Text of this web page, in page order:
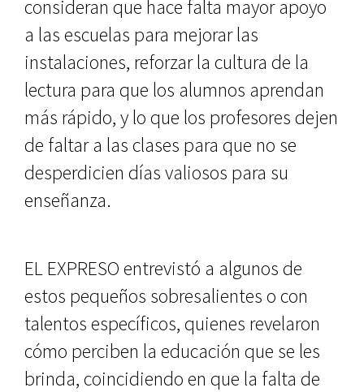
consideran que hace falta mayor apoyo
a las escuelas para mejorar las
instalaciones, reforzar la cultura de la
lectura para que los alumnos aprendan
más rápido, y lo que los profesores dejen
de faltar a las clases para que no se
desperdicien días valiosos para su
enseñanza.
EL EXPRESO entrevistó a algunos de
estos pequeños sobresalientes o con
talentos específicos, quienes revelaron
cómo perciben la educación que se les
brinda, coincidiendo en que la falta de